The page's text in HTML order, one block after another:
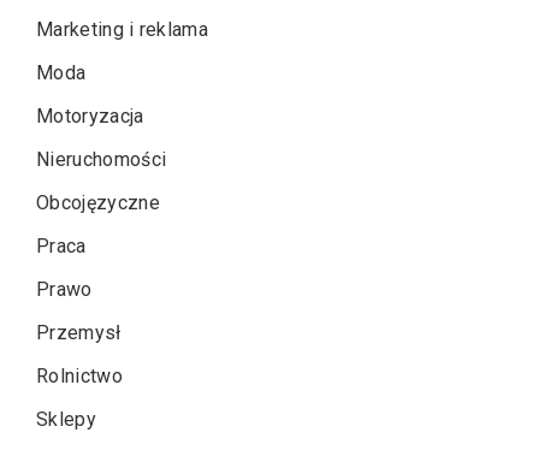
Marketing i reklama
Moda
Motoryzacja
Nieruchomości
Obcojęzyczne
Praca
Prawo
Przemysł
Rolnictwo
Sklepy